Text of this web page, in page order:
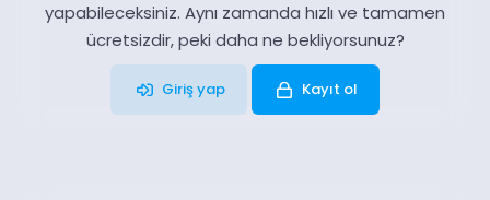
yapabileceksiniz. Aynı zamanda hızlı ve tamamen
ücretsizdir, peki daha ne bekliyorsunuz?
Giriş yap Kayıt ol